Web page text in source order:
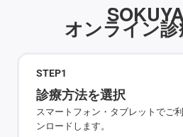
オンライン
STEP1
診療方法を選択
スマートフォン・タブレットでご
ンロードします。